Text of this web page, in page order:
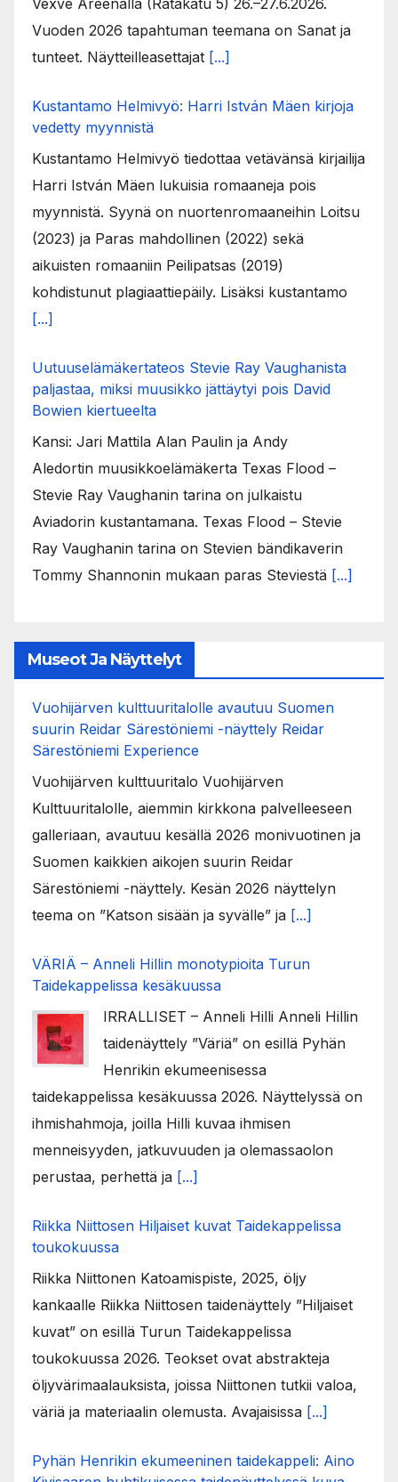
Vexve Areenalla (Ratakatu 5) 26.–27.6.2026.
Vuoden 2026 tapahtuman teemana on Sanat ja
tunteet. Näytteilleasettajat [...]
Kustantamo Helmivyö: Harri István Mäen kirjoja
vedetty myynnistä
Kustantamo Helmivyö tiedottaa vetävänsä kirjailija
Harri István Mäen lukuisia romaaneja pois
myynnistä. Syynä on nuortenromaaneihin Loitsu
(2023) ja Paras mahdollinen (2022) sekä
aikuisten romaaniin Peilipatsas (2019)
kohdistunut plagiaattiepäily. Lisäksi kustantamo
[...]
Uutuuselämäkertateos Stevie Ray Vaughanista
paljastaa, miksi muusikko jättäytyi pois David
Bowien kiertueelta
Kansi: Jari Mattila Alan Paulin ja Andy
Aledortin muusikkoelämäkerta Texas Flood –
Stevie Ray Vaughanin tarina on julkaistu
Aviadorin kustantamana. Texas Flood – Stevie
Ray Vaughanin tarina on Stevien bändikaverin
Tommy Shannonin mukaan paras Steviestä [...]
Museot Ja Näyttelyt
Vuohijärven kulttuuritalolle avautuu Suomen
suurin Reidar Särestöniemi -näyttely Reidar
Särestöniemi Experience
Vuohijärven kulttuuritalo Vuohijärven
Kulttuuritalolle, aiemmin kirkkona palvelleeseen
galleriaan, avautuu kesällä 2026 monivuotinen ja
Suomen kaikkien aikojen suurin Reidar
Särestöniemi -näyttely. Kesän 2026 näyttelyn
teema on ”Katson sisään ja syvälle” ja [...]
VÄRIÄ – Anneli Hillin monotypioita Turun
Taidekappelissa kesäkuussa
IRRALLISET – Anneli Hilli Anneli Hillin
taidenäyttely ”Väriä” on esillä Pyhän
Henrikin ekumeenisessa
taidekappelissa kesäkuussa 2026. Näyttelyssä on
ihmishahmoja, joilla Hilli kuvaa ihmisen
menneisyyden, jatkuvuuden ja olemassaolon
perustaa, perhettä ja [...]
Riikka Niittosen Hiljaiset kuvat Taidekappelissa
toukokuussa
Riikka Niittonen Katoamispiste, 2025, öljy
kankaalle Riikka Niittosen taidenäyttely ”Hiljaiset
kuvat” on esillä Turun Taidekappelissa
toukokuussa 2026. Teokset ovat abstrakteja
öljyvärimaalauksista, joissa Niittonen tutkii valoa,
väriä ja materiaalin olemusta. Avajaisissa [...]
Pyhän Henrikin ekumeeninen taidekappeli: Aino